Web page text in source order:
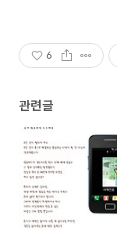
6
관련글